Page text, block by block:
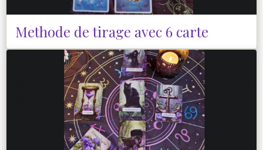
Methode de tirage avec 6 carte